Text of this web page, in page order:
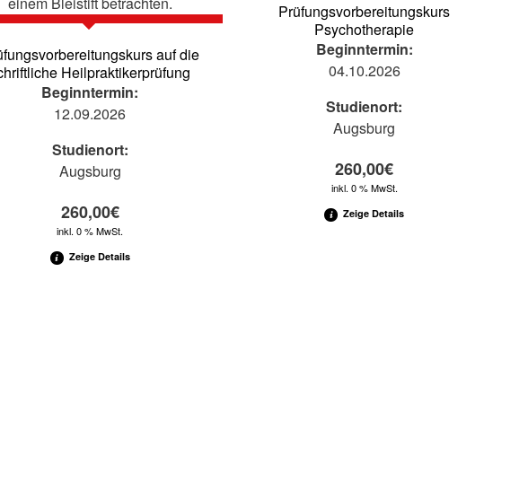
auf die
Heilpraktikerprüfung
Beginntermin:
12.09.2026
Studienort:
Augsburg
260,00€
inkl. 0 % MwSt.
Zeige Details
Prüfungsvorbereitungskurs
Psychotherapie
Beginntermin:
04.10.2026
Studienort:
Augsburg
260,00€
inkl. 0 % MwSt.
Zeige Details